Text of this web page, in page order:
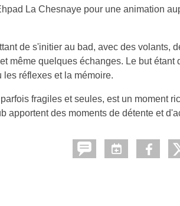
La Chesnaye pour une animation
de s'initier au bad, avec des volants,
même quelques échanges. Le but étant
réflexes et la mémoire.
fragiles et seules, est un moment
des moments de détente et